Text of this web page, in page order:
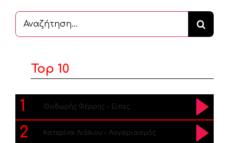
Αναζήτηση
...
Top 10
1 Θοδωρής Φέρρης – Είπες
2 Κατερίνα Λιόλιου – Λογαριασμός